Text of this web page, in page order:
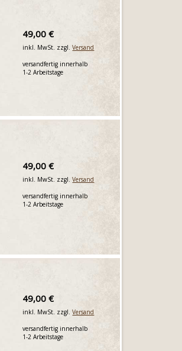
49,00 €
inkl. MwSt. zzgl.Versand
versandfertig innerhalb
1-2 Arbeitstage
49,00 €
inkl. MwSt. zzgl.Versand
versandfertig innerhalb
1-2 Arbeitstage
49,00 €
inkl. MwSt. zzgl.Versand
versandfertig innerhalb
1-2 Arbeitstage